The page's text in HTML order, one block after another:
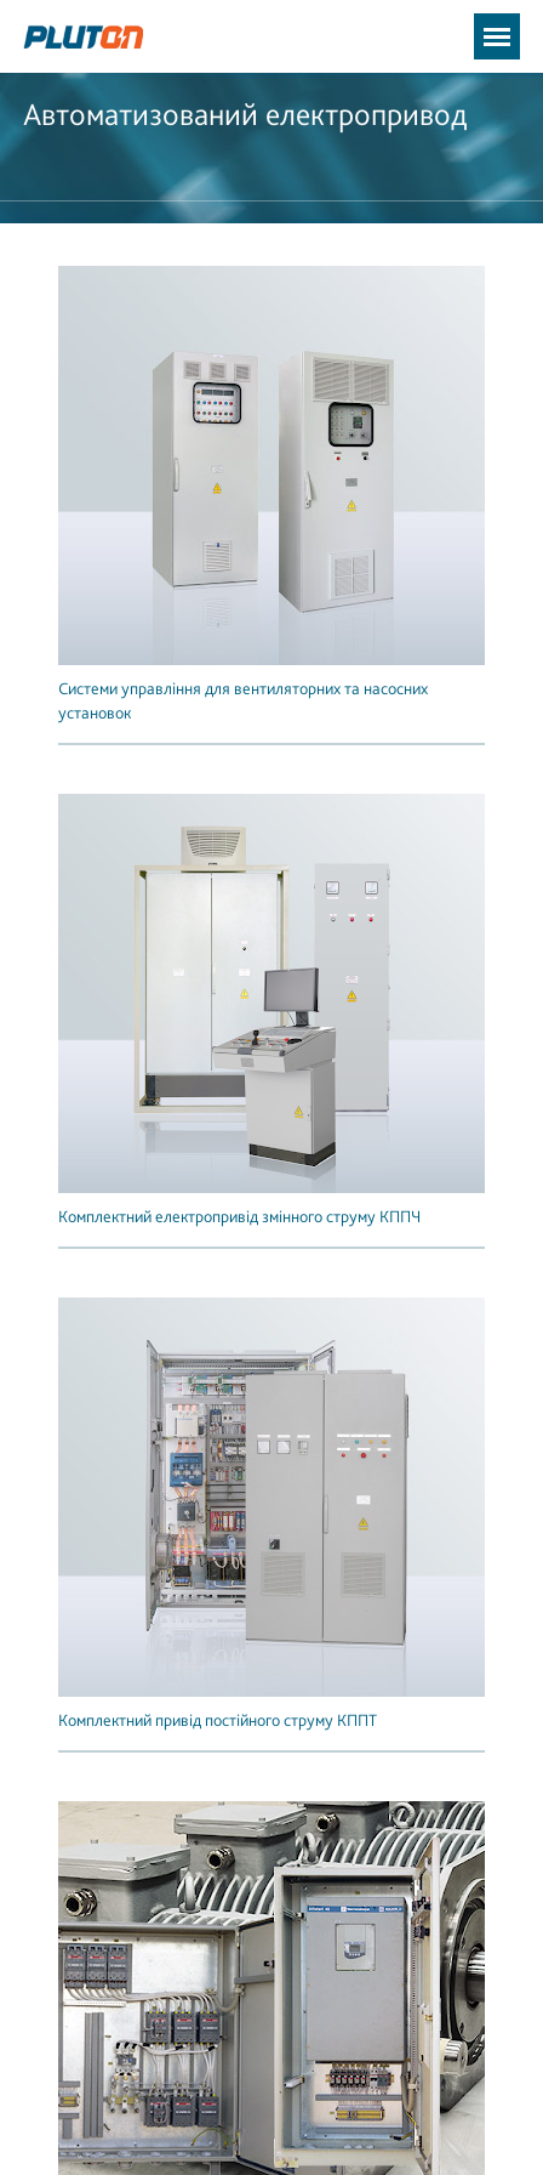
Автоматизований електропривод
Системи управління для вентиляторних та насосних
установок
Комплектний електропривід змінного струму КППЧ
Комплектний привід постійного струму КППТ